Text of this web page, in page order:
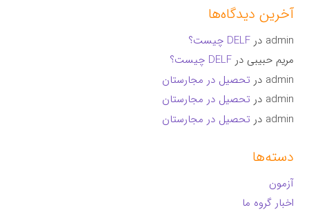
آخرین دیدگاه‌ها
admin درDELF چیست؟
مریم حبیبی درDELF چیست؟
admin در تحصیل در مجارستان
admin در تحصیل در مجارستان
admin در تحصیل در مجارستان
دسته‌ها
آزمون
اخبار گروه ما